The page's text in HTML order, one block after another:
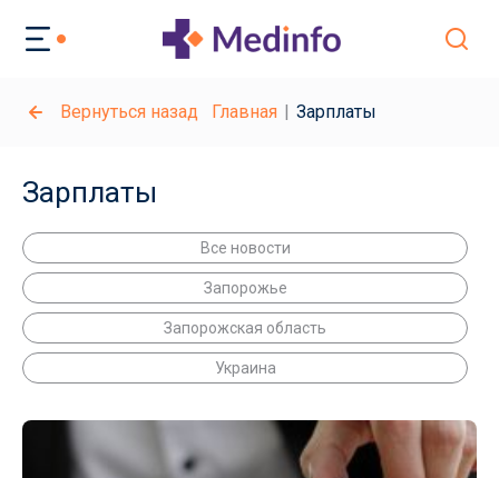
Вернуться назад Главная Зарплаты
Зарплаты
Все новости
Запорожье
Запорожская область
Украина